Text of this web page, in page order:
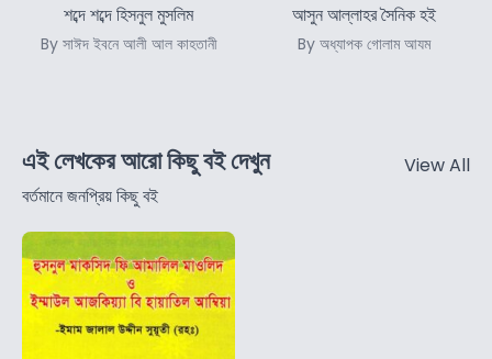
শব্দে শব্দে হিসনুল মুসলিম
By সাঈদ ইবনে আলী আল কাহতানী
আসুন আল্লাহর সৈনিক হই
By অধ্যাপক গোলাম আযম
এই লেখকের আরো কিছু বই দেখুন
বর্তমানে জনপ্রিয় কিছু বই
View All